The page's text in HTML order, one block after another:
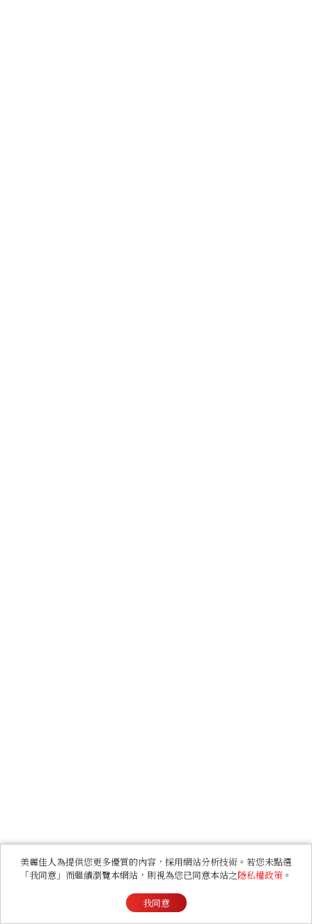
美麗佳人為提供您更多優質的內容，採用網站分析技術。若您未點選
「我同意」而繼續瀏覽本網站，則視為您已同意本站之隱私權政策 。
我同意